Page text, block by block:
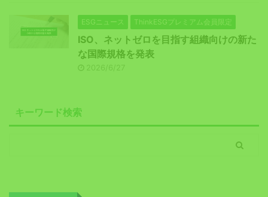
ESGニュース ThinkESGプレミアム会員限定
ISO、ネットゼロを目指す組織向けの新た
な国際規格を発表
2026/6/27
キーワード検索